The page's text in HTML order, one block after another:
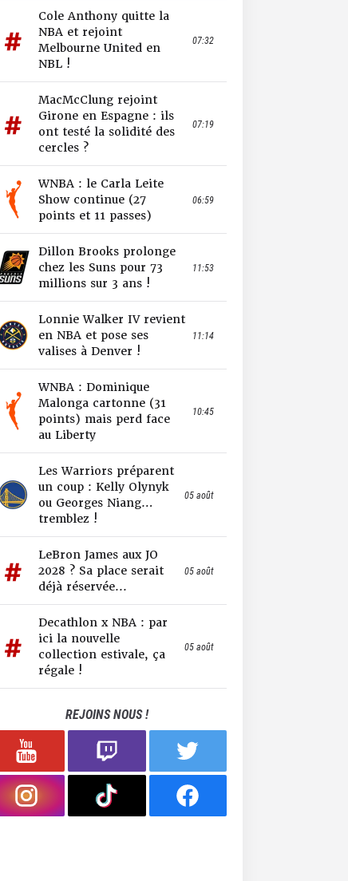
Cole Anthony quitte la
NBA et rejoint
Melbourne United en
NBL !
07:32
MacMcClung rejoint
Girone en Espagne : ils
ont testé la solidité des
cercles ?
07:19
WNBA : le Carla Leite
Show continue (27
points et 11 passes)
06:59
Dillon Brooks prolonge
chez les Suns pour 73
millions sur 3 ans !
11:53
Lonnie Walker IV revient
en NBA et pose ses
valises à Denver !
11:14
WNBA : Dominique
Malonga cartonne (31
points) mais perd face
au Liberty
10:45
Les Warriors préparent
un coup : Kelly Olynyk
ou Georges Niang…
tremblez !
05 août
LeBron James aux JO
2028 ? Sa place serait
déjà réservée...
05 août
Decathlon x NBA : par
ici la nouvelle
collection estivale, ça
régale !
05 août
REJOINS NOUS !